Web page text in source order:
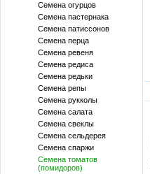
Семена огурцов
Семена пастернака
Семена патиссонов
Семена перца
Семена ревеня
Семена редиса
Семена редьки
Семена репы
Семена рукколы
Семена салата
Семена свеклы
Семена сельдерея
Семена спаржи
Семена томатов
(помидоров)